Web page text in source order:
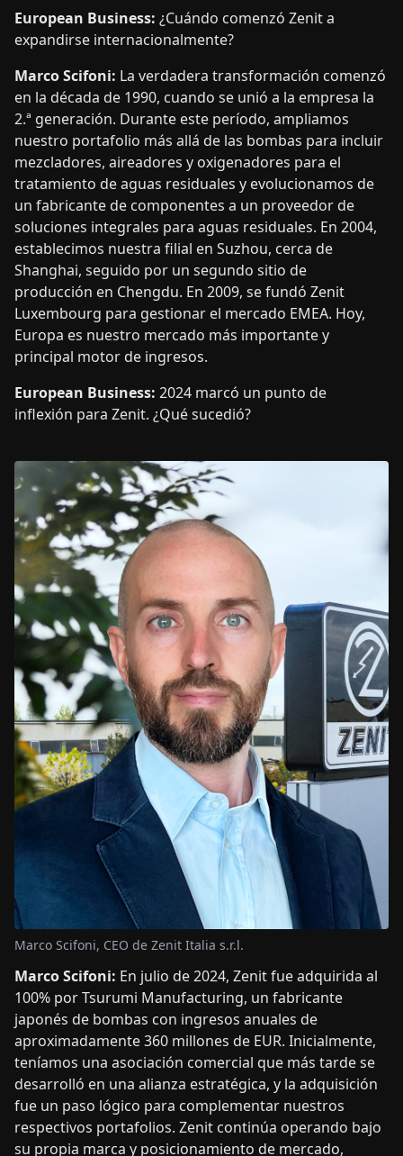
European Business: ¿Cuándo comenzó Zenit a
expandirse internacionalmente?
Marco Scifoni: La verdadera transformación comenzó
en la década de 1990, cuando se unió a la empresa la
2.ª generación. Durante este período, ampliamos
nuestro portafolio más allá de las bombas para incluir
mezcladores, aireadores y oxigenadores para el
tratamiento de aguas residuales y evolucionamos de
un fabricante de componentes a un proveedor de
soluciones integrales para aguas residuales. En 2004,
establecimos nuestra filial en Suzhou, cerca de
Shanghai, seguido por un segundo sitio de
producción en Chengdu. En 2009, se fundó Zenit
Luxembourg para gestionar el mercado EMEA. Hoy,
Europa es nuestro mercado más importante y
principal motor de ingresos.
European Business: 2024 marcó un punto de
inflexión para Zenit. ¿Qué sucedió?
Marco Scifoni, CEO de Zenit Italia s.r.l.
Marco Scifoni: En julio de 2024, Zenit fue adquirida al
100% por Tsurumi Manufacturing, un fabricante
japonés de bombas con ingresos anuales de
aproximadamente 360 millones de EUR. Inicialmente,
teníamos una asociación comercial que más tarde se
desarrolló en una alianza estratégica, y la adquisición
fue un paso lógico para complementar nuestros
respectivos portafolios. Zenit continúa operando bajo
su propia marca y posicionamiento de mercado,